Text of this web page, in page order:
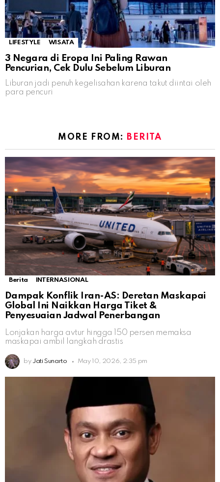
LIFESTYLE WISATA
3 Negara di Eropa Ini Paling Rawan
Pencurian, Cek Dulu Sebelum Liburan
Liburan jadi penuh kegelisahan karena takut diintai oleh
para pencuri
MORE FROM: BERITA
Berita INTERNASIONAL
Dampak Konflik Iran-AS: Deretan Maskapai
Global Ini Naikkan Harga Tiket &
Penyesuaian Jadwal Penerbangan
Lonjakan harga avtur hingga 150 persen memaksa
maskapai ambil langkah drastis
by Jati Sunarto May 10, 2026, 2:35 pm